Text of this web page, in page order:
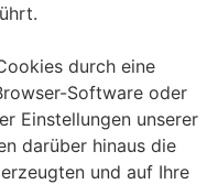
durch eine
Software oder
Einstellungen unserer
darüber hinaus die
und auf Ihre